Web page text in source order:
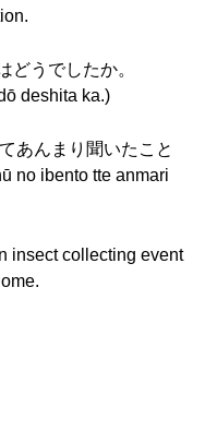
どうでしたか。
deshita ka.)
あんまり聞いたこと
no ibento tte anmari
insect collecting event